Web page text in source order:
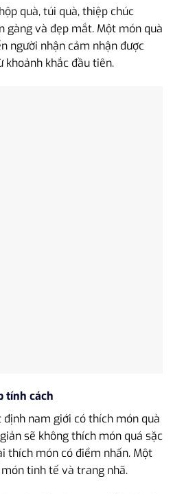
quà, túi quà, thiệp chúc
gàng và đẹp mắt. Một món quà
người nhận cảm nhận được
khắc đầu tiên.
tính cách
nam giới có thích món quà
sẽ không thích món quá sặc
thích món có điểm nhấn. Một
tinh tế và trang nhã.